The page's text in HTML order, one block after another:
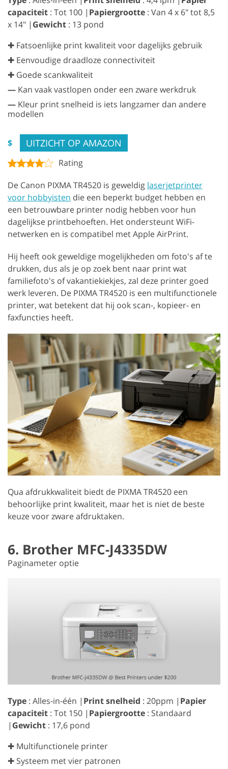
capaciteit : Tot 100 | Papiergrootte : Van 4 x 6" tot 8,5
x 14" | Gewicht : 13 pond
✚ Fatsoenlijke print kwaliteit voor dagelijks gebruik
✚ Eenvoudige draadloze connectiviteit
✚ Goede scankwaliteit
— Kan vaak vastlopen onder een zware werkdruk
— Kleur print snelheid is iets langzamer dan andere
modellen
$ UITZICHT OP AMAZON
Rating
De Canon PIXMA TR4520 is geweldig laserjetprinter
voor hobbyisten die een beperkt budget hebben en
een betrouwbare printer nodig hebben voor hun
dagelijkse printbehoeften. Het ondersteunt WiFi-
netwerken en is compatibel met Apple AirPrint.
Hij heeft ook geweldige mogelijkheden om foto's af te
drukken, dus als je op zoek bent naar print wat
familiefoto's of vakantiekiekjes, zal deze printer goed
werk leveren. De PIXMA TR4520 is een multifunctionele
printer, wat betekent dat hij ook scan-, kopieer- en
faxfuncties heeft.
Qua afdrukkwaliteit biedt de PIXMA TR4520 een
behoorlijke print kwaliteit, maar het is niet de beste
keuze voor zware afdruktaken.
6. Brother MFC-J4335DW
Paginameter optie
Type : Alles-in-één | Print snelheid : 20ppm | Papier
capaciteit : Tot 150 | Papiergrootte : Standaard
| Gewicht : 17,6 pond
✚ Multifunctionele printer
✚ Systeem met vier patronen